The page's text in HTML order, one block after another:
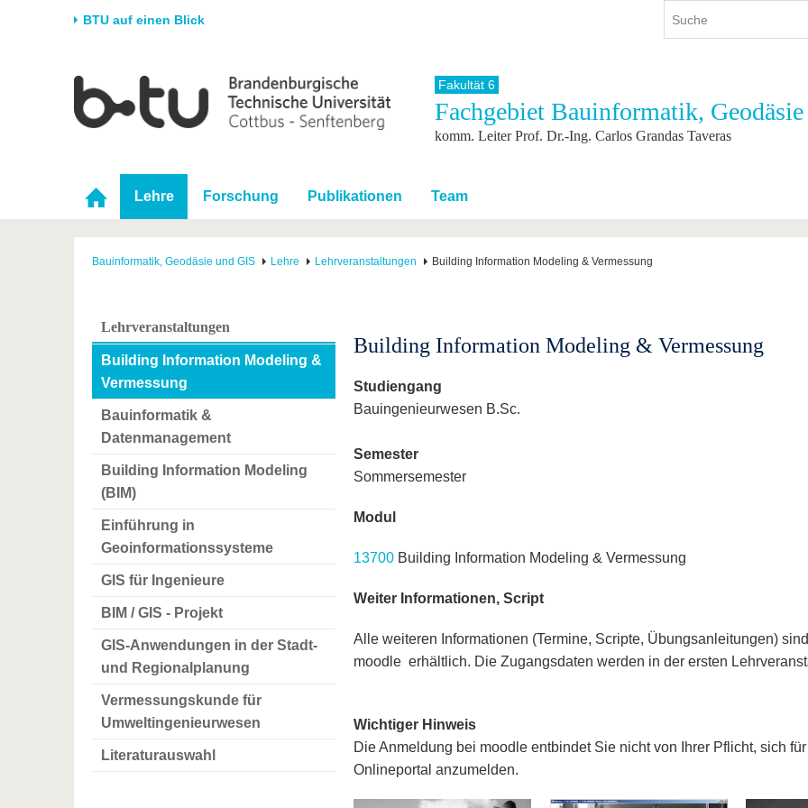
BTU auf einen Blick
Universität
Karriere & Engagement
Partnerschaften &
Strukturwandel
Forschung
Förderung
Wissenschaftlicher
Nachwuchs
Studium
Studienangebot
Im Studium
Nach dem Studium
International
Internationales Profil
Für internationale
Studierende
Kontakt
Weiterbildung
Weiterbildungsangebote
Fakultät 6
Fachgebiet Bauinformatik,
komm. Leiter Prof. Dr.-Ing. Carlos Grandas Taveras
Lehre Forschung Publikationen Team
Bauinformatik, Geodäsie und GIS Lehre Lehrveranstaltungen Building Information Modeling & Vermessung
Lehrveranstaltungen
Building Information Modeling &
Vermessung
Bauinformatik &
Datenmanagement
Building Information Modeling
(BIM)
Einführung in
Geoinformationssysteme
GIS für Ingenieure
BIM / GIS - Projekt
GIS-Anwendungen in der Stadt-
und Regionalplanung
Vermessungskunde für
Umweltingenieurwesen
Literaturauswahl
Building Information Modeling & Vermessung
Studiengang
Bauingenieurwesen B.Sc.
Semester
Sommersemester
Modul
13700 Building Information Modeling & Vermessung
Weiter Informationen, Script
Alle weiteren Informationen (Termine, Scripte, Übungsanleitungen)
moodle erhältlich. Die Zugangsdaten werden in der ersten
Wichtiger Hinweis
Die Anmeldung bei moodle entbindet Sie nicht von Ihrer Pflicht, sich
Onlineportal anzumelden.